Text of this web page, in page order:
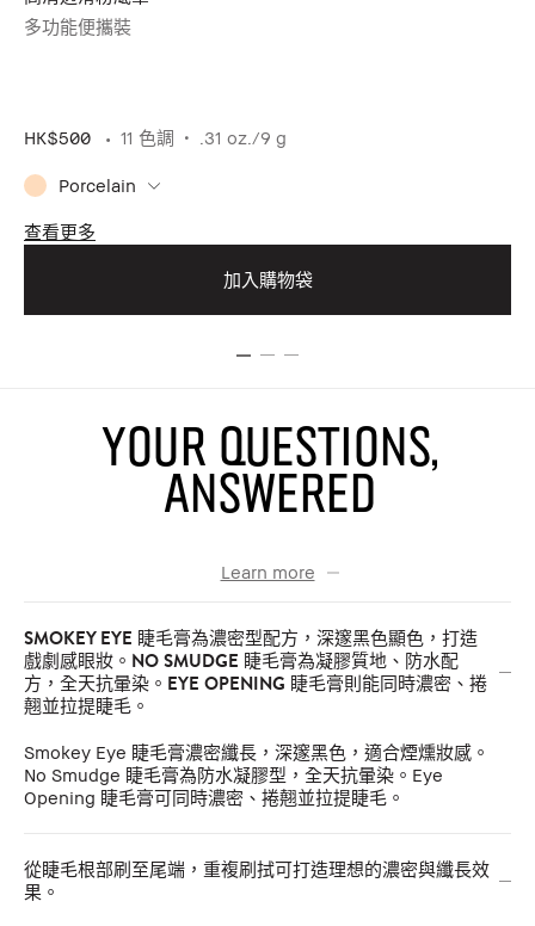
多功能便攜裝
HK$500 11 色調 .31 oz./9 g
Porcelain
查看更多
加入購物袋
YOUR QUESTIONS,
ANSWERED
Learn more
SMOKEY EYE 睫毛膏為濃密型配方，深邃黑色顯色，打造
戲劇感眼妝。NO SMUDGE 睫毛膏為凝膠質地、防水配
方，全天抗暈染。EYE OPENING 睫毛膏則能同時濃密、捲
翹並拉提睫毛。
Smokey Eye 睫毛膏濃密纖長，深邃黑色，適合煙燻妝感。
No Smudge 睫毛膏為防水凝膠型，全天抗暈染。Eye
Opening 睫毛膏可同時濃密、捲翹並拉提睫毛。
從睫毛根部刷至尾端，重複刷拭可打造理想的濃密與纖長效
果。